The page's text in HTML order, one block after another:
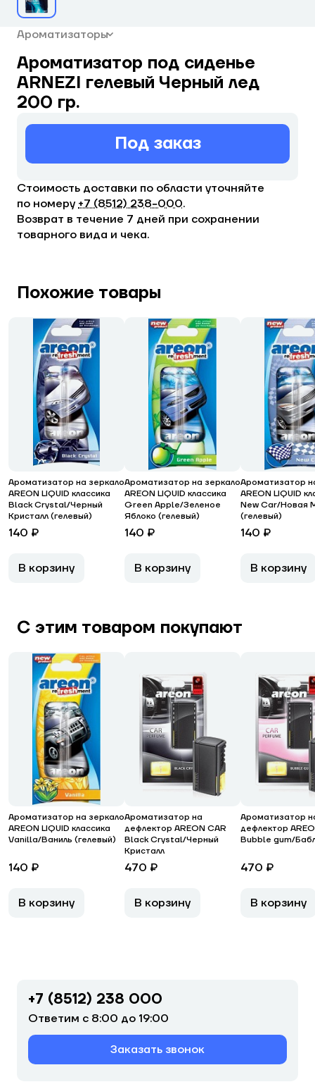
Ароматизаторы
Ароматизатор под сиденье
ARNEZI гелевый Черный лед
200 гр.
Под заказ
Стоимость доставки по области уточняйте
по номеру +7 (8512) 238−000.
Возврат в течение 7 дней при сохранении
товарного вида и чека.
Похожие товары
Ароматизатор на зеркало
AREON LIQUID классика
Black Crystal/Черный
Кристалл (гелевый)
140 ₽
В корзину
Ароматизатор на зеркало
AREON LIQUID классика
Green Apple/Зеленое
Яблоко (гелевый)
140 ₽
В корзину
Ароматизатор
AREON LIQUID
New Car/Новая
(гелевый)
140 ₽
В корзину
С этим товаром покупают
Ароматизатор на зеркало
AREON LIQUID классика
Vanilla/Ваниль (гелевый)
140 ₽
В корзину
Ароматизатор на
дефлектор AREON CAR
Black Crystal/Черный
Кристалл
470 ₽
В корзину
Ароматизатор
дефлектор
Bubble gum/
470 ₽
В корзину
+7 (8512) 238 000
Ответим с 8:00 до 19:00
Заказать звонок